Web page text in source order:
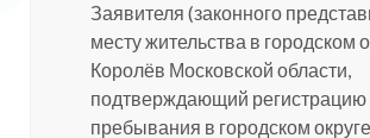
Заявителя (законного
месту жительства в городском
Королёв Московской области,
подтверждающий регистрацию
пребывания в городском